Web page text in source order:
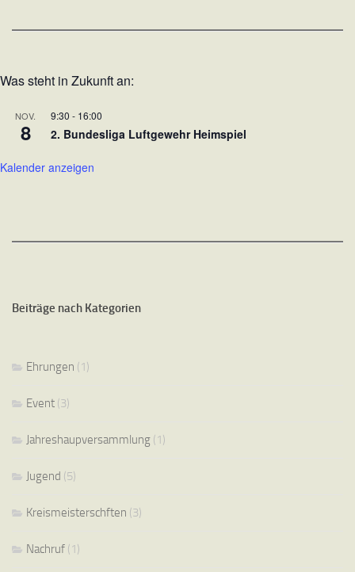
Was steht in Zukunft an:
NOV.
8
9:30 - 16:00
2. Bundesliga Luftgewehr Heimspiel
Kalender anzeigen
Beiträge nach Kategorien
Ehrungen (1)
Event (3)
Jahreshaupversammlung (1)
Jugend (5)
Kreismeisterschften (3)
Nachruf (1)